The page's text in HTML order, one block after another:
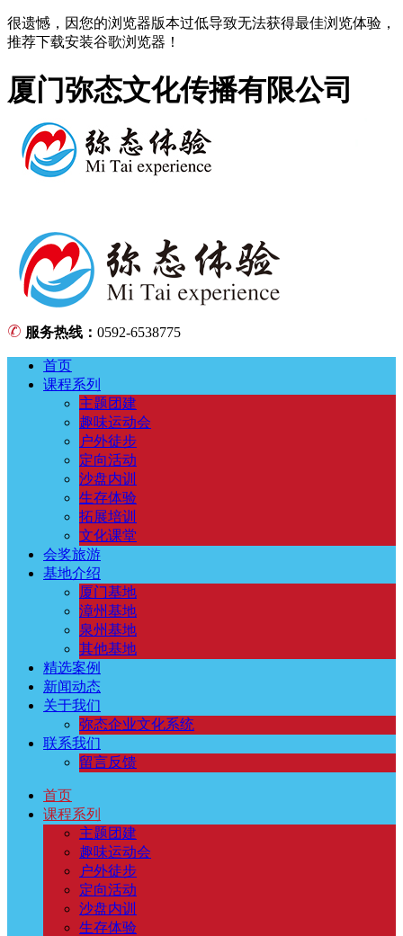
很遗憾，因您的浏览器版本过低导致无法获得最佳浏览体验，
推荐下载安装谷歌浏览器！
厦门弥态文化传播有限公司
服务热线： 0592-6538775
首页
课程系列
主题团建
趣味运动会
户外徒步
定向活动
沙盘内训
生存体验
拓展培训
文化课堂
会奖旅游
基地介绍
厦门基地
漳州基地
泉州基地
其他基地
精选案例
新闻动态
关于我们
弥态企业文化系统
联系我们
留言反馈
首页
课程系列
主题团建
趣味运动会
户外徒步
定向活动
沙盘内训
生存体验